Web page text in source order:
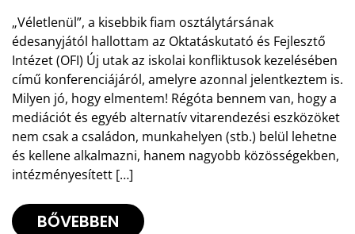
„Véletlenül”, a kisebbik fiam osztálytársának
édesanyjától hallottam az Oktatáskutató és Fejlesztő
Intézet (OFI) Új utak az iskolai konfliktusok kezelésében
című konferenciájáról, amelyre azonnal jelentkeztem is.
Milyen jó, hogy elmentem! Régóta bennem van, hogy a
mediációt és egyéb alternatív vitarendezési eszközöket
nem csak a családon, munkahelyen (stb.) belül lehetne
és kellene alkalmazni, hanem nagyobb közösségekben,
intézményesített […]
BŐVEBBEN